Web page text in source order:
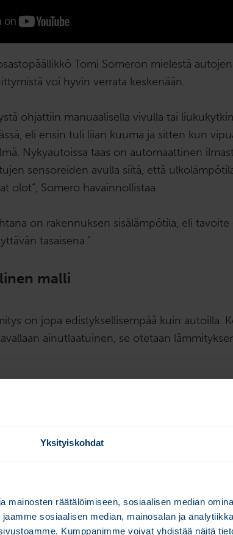
Yksityiskohdat
mainosten räätälöimiseen, sosiaalisen median
sosiaalisen median, mainosalan ja
Kumppanimme voivat yhdistää näitä
Tomi Someron mielestä
voi hyvin verrata keskenään.
ohjattiin manuaalisella vivulla tai
eli ensin tuli liian kuuma ja sitten kun
Nykyautoissa taas on automaattinen
sensoreiden avulla siitä, että
olot“, Somero havainnollistaa.
on rakennuksen sisälämpötila, eli tavoite
tasaisena.”
malli
on jopa edistyksellisempää kuin autoilla.
ainutlaatuinen, se otetaan
ei ole”, Tomi Somero korostaa. “Vaikka
ne sijaitsevat kuitenkin eri paikoissa eli
oman yksilöllisen laskentamallin, jota
ja ennakoiva ohjausjärjestelmä tarvitsee
dataa ja pääsee sen avulla kärryille,